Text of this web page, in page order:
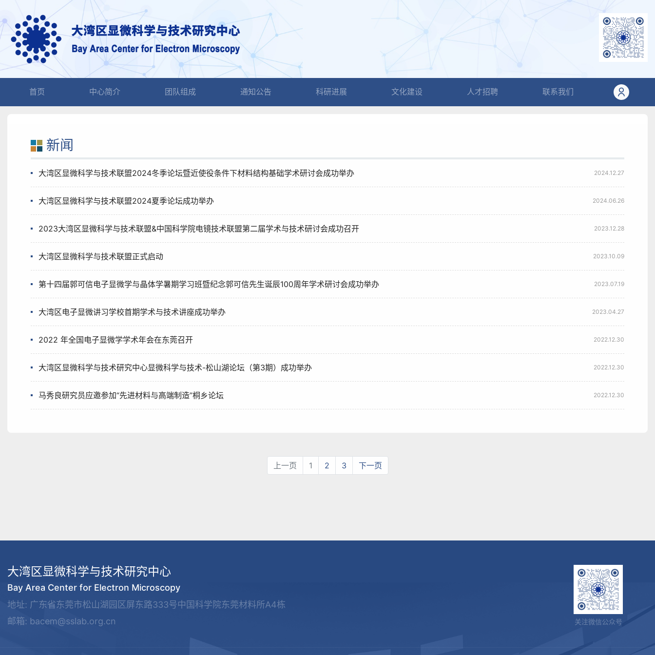
首页 中心简介 团队组成 通知公告 科研进展 文化建设 人才招聘 联系我们
新闻
大湾区显微科学与技术联盟2024冬季论坛暨近使役条件下材料结构基础学术研讨会成功举办 2024.12.27
大湾区显微科学与技术联盟2024夏季论坛成功举办 2024.06.26
2023大湾区显微科学与技术联盟&中国科学院电镜技术联盟第二届学术与技术研讨会成功召开 2023.12.28
大湾区显微科学与技术联盟正式启动 2023.10.09
第十四届郭可信电子显微学与晶体学暑期学习班暨纪念郭可信先生诞辰100周年学术研讨会成功举办 2023.07.19
大湾区电子显微讲习学校首期学术与技术讲座成功举办 2023.04.27
2022 年全国电子显微学学术年会在东莞召开 2022.12.30
大湾区显微科学与技术研究中心显微科学与技术-松山湖论坛（第3期）成功举办 2022.12.30
马秀良研究员应邀参加“先进材料与高端制造”桐乡论坛 2022.12.30
上一页 1 2 3 下一页
大湾区显微科学与技术研究中心
Bay Area Center for Electron Microscopy
地址: 广东省东莞市松山湖园区屏东路333号中国科学院东莞材料所A4栋
邮箱: bacem@sslab.org.cn
关注微信公众号